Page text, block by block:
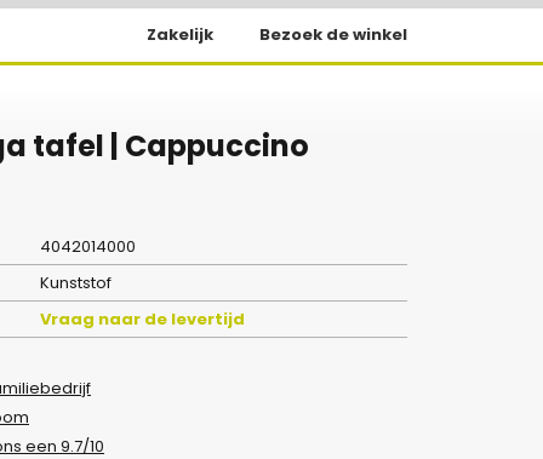
Zakelijk Bezoek de winkel
tafel | Cappuccino
4042014000
Kunststof
Vraag naar de levertijd
een 9.7/10